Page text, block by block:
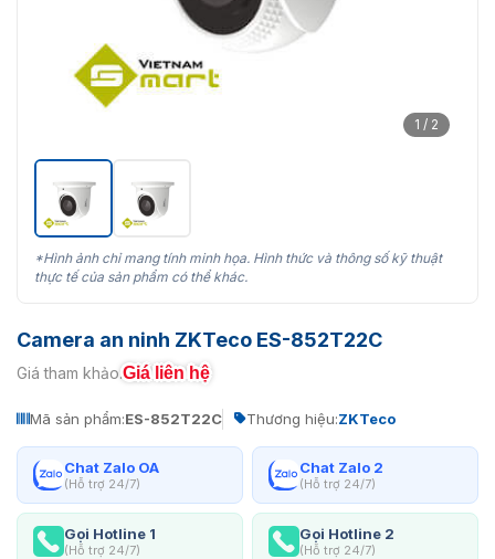
1 / 2
*Hình ảnh chỉ mang tính minh họa. Hình thức và thông số kỹ thuật
thực tế của sản phẩm có thể khác.
Camera an ninh ZKTeco ES-852T22C
Giá tham khảo:Giá liên hệ
Mã sản phẩm:ES-852T22C Thương hiệu:ZKTeco
Chat Zalo OA
(Hỗ trợ 24/7)
Chat Zalo 2
(Hỗ trợ 24/7)
Gọi Hotline 1
(Hỗ trợ 24/7)
Gọi Hotline 2
(Hỗ trợ 24/7)